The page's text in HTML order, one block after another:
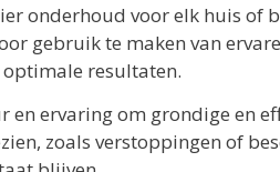
onderhoud voor elk huis of
gebruik te maken van
resultaten.
ervaring om grondige en
zoals verstoppingen of